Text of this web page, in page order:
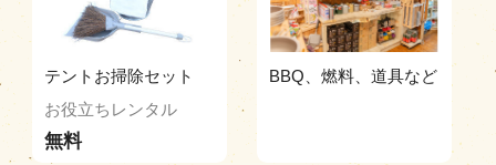
テントお掃除セット
お役立ちレンタル
無料
BBQ、燃料、道具など